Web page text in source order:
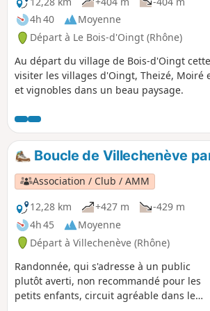
4h 40
Moyenne
Départ à Le Bois-d'Oingt (Rhône)
Au départ du village de Bois-d'Oingt
visiter les villages d'Oingt, Theizé, Moiré
et vignobles dans un beau paysage.
Boucle de Villechenève
Association / Club / AMM
12,28 km
+427 m
-429 m
4h 45
Moyenne
Départ à Villechenève (Rhône)
Randonnée, qui s'adresse à un public
plutôt averti, non recommandé pour les
petits enfants, circuit agréable dans les